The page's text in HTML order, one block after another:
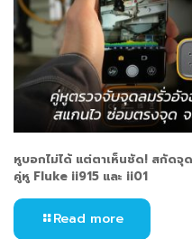
หูบอกไม่ได้ แต่ตาเห็นชัด! สกัดจุ
คู่หู Fluke ii915 และ ii01
Read more